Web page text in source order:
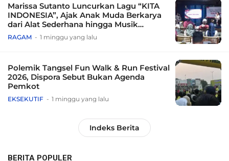
Marissa Sutanto Luncurkan Lagu “KITA
INDONESIA”, Ajak Anak Muda Berkarya
dari Alat Sederhana hingga Musik
Tradisional
RAGAM 1 minggu yang lalu
Polemik Tangsel Fun Walk & Run Festival
2026, Dispora Sebut Bukan Agenda
Pemkot
EKSEKUTIF 1 minggu yang lalu
Indeks Berita
BERITA POPULER